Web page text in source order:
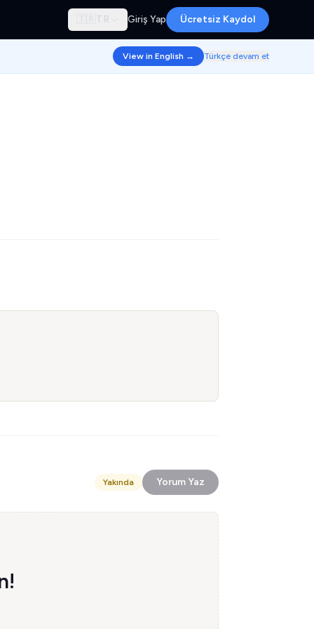
🇹🇷 TR Giriş Yap Ücretsiz Kaydol
View in English → Türkçe devam et
Yakında Yorum Yaz